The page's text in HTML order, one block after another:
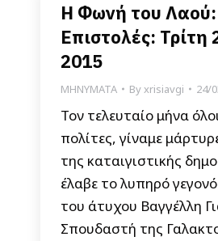
Η Φωνή του
Επιστολές: Τρίτη
2015
ΜΗΝΥΜΑΤΑ Byxrisiavgi 24/
Τον τελευταίο μήνα
πολίτες, γίναμε
της καταιγιστικής
έλαβε το λυπηρό
του άτυχου Βαγγέλλη
Σπουδαστή της